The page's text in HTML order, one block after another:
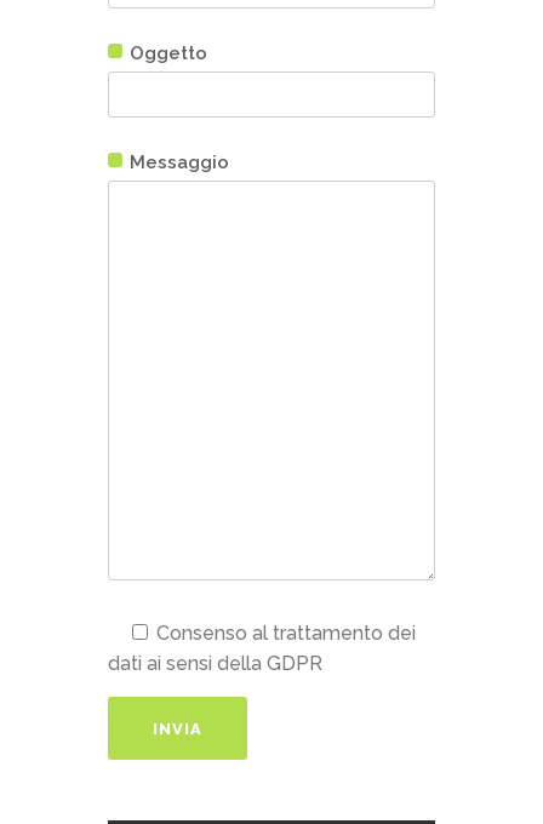
Oggetto
Messaggio
Consenso al trattamento dei
dati ai sensi della GDPR